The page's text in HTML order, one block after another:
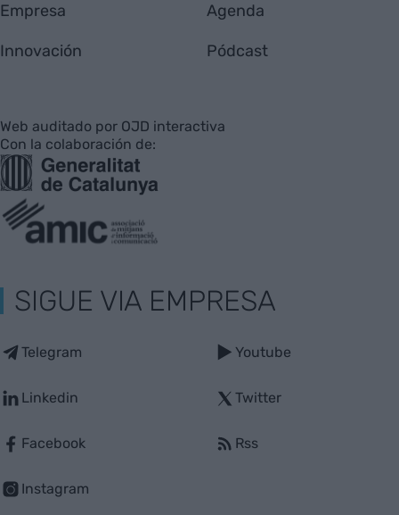
Empresa
Innovación
Agenda
Pódcast
Web auditado por OJD interactiva
Con la colaboración de:
SIGUE VIA EMPRESA
Telegram
Linkedin
Facebook
Instagram
Youtube
Twitter
Rss